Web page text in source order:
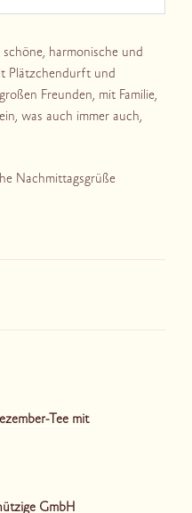
harmonische und
Plätzchendurft und
Freunden, mit Familie,
was auch immer auch,
Nachmittagsgrüße
Tee mit
GmbH